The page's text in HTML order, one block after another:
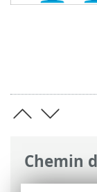
Chemin